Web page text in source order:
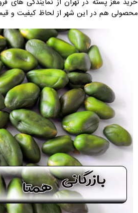
محصولی هم در این شهر از لحاظ کیفیت و